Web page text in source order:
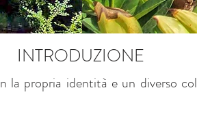
INTRODUZIONE
la propria identità e un diverso